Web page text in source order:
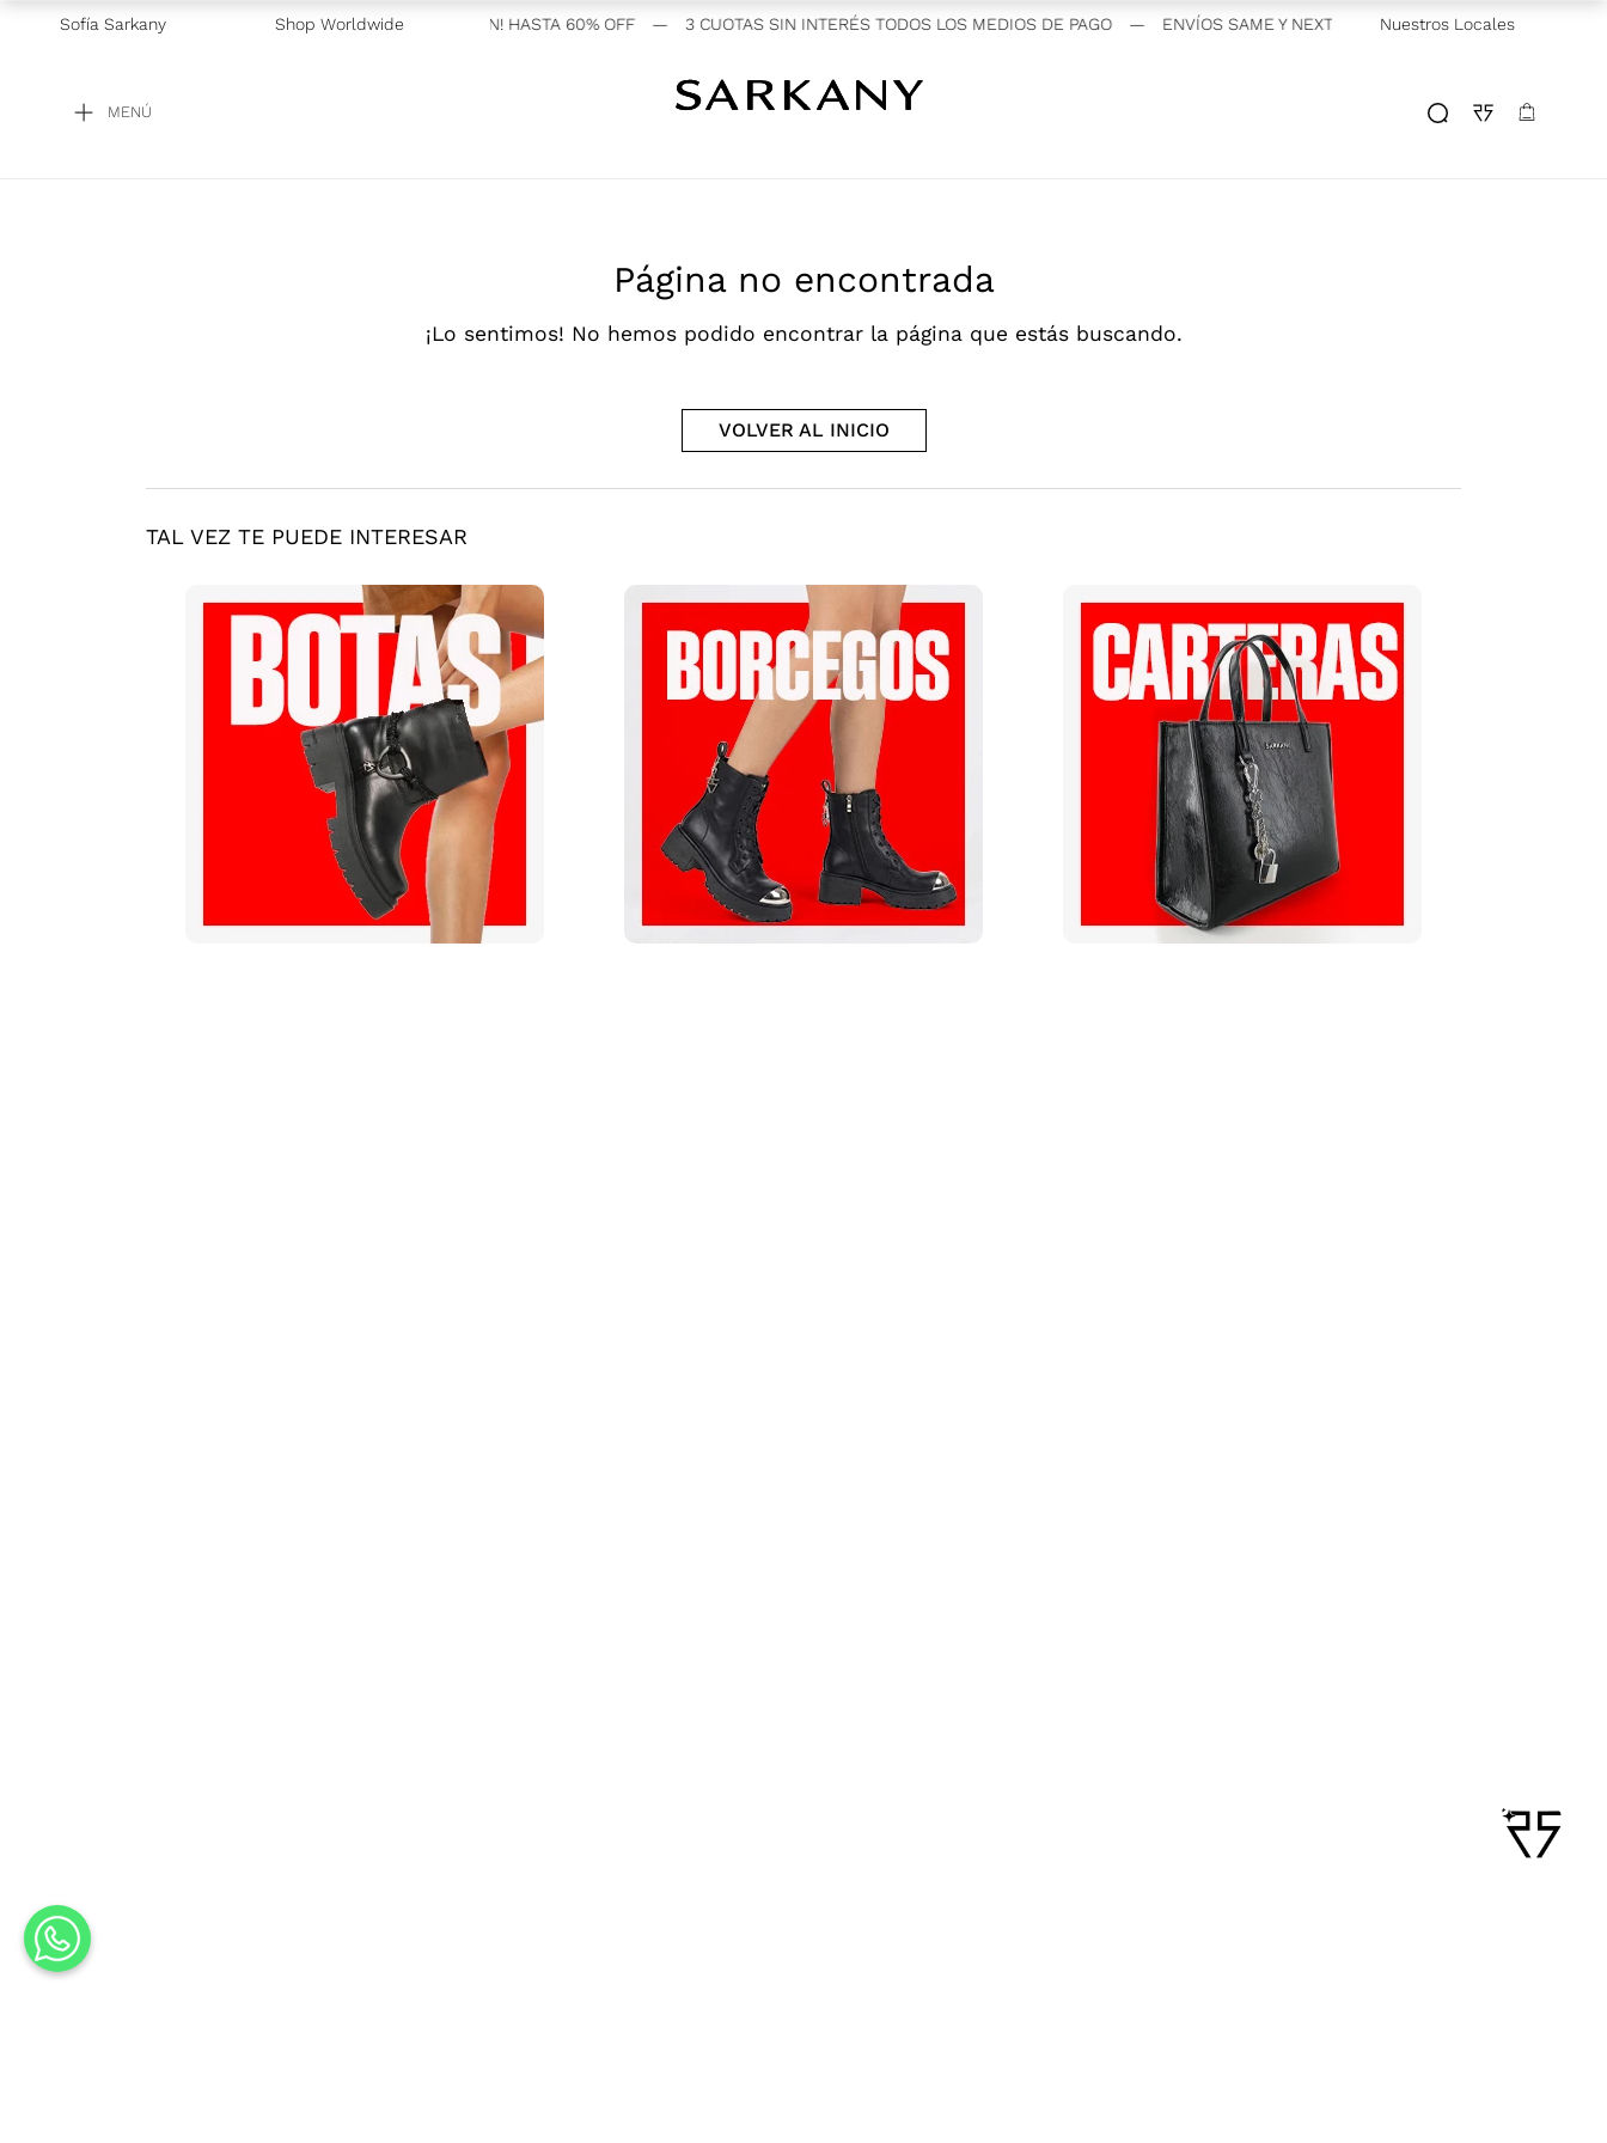
Sofía Sarkany Shop Worldwide
— RICKYDACIÓN! HASTA 60% OFF — 3 CUOTAS SIN INTERÉS TODOS LOS MEDIOS DE PAGO — ENVÍOS SAME Y NEXT DAY | CABA Y GBA —
Nuestros Locales
MENÚ
Mis pedidos
Página no encontrada
¡Lo sentimos! No hemos podido encontrar la página que estás buscando.
VOLVER AL INICIO
TAL VEZ TE PUEDE INTERESAR